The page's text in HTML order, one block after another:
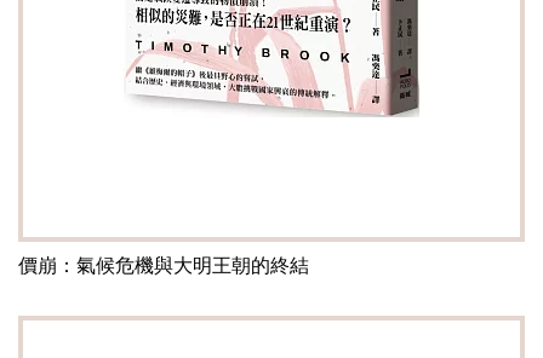
價崩：氣候危機與大明王朝的終結